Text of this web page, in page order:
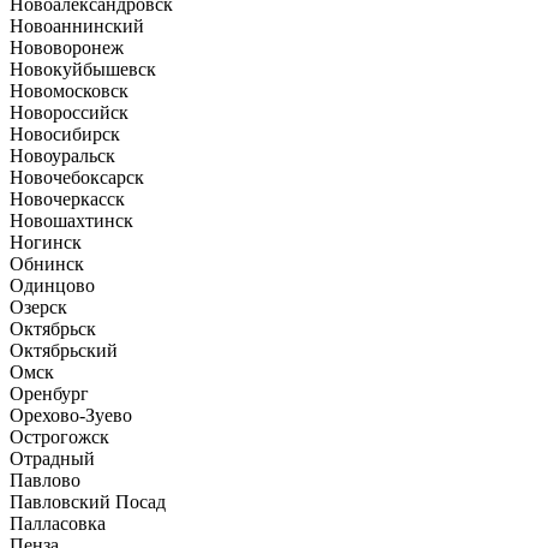
Новоалександровск
Новоаннинский
Нововоронеж
Новокуйбышевск
Новомосковск
Новороссийск
Новосибирск
Новоуральск
Новочебоксарск
Новочеркасск
Новошахтинск
Ногинск
Обнинск
Одинцово
Озерск
Октябрьск
Октябрьский
Омск
Оренбург
Орехово-Зуево
Острогожск
Отрадный
Павлово
Павловский Посад
Палласовка